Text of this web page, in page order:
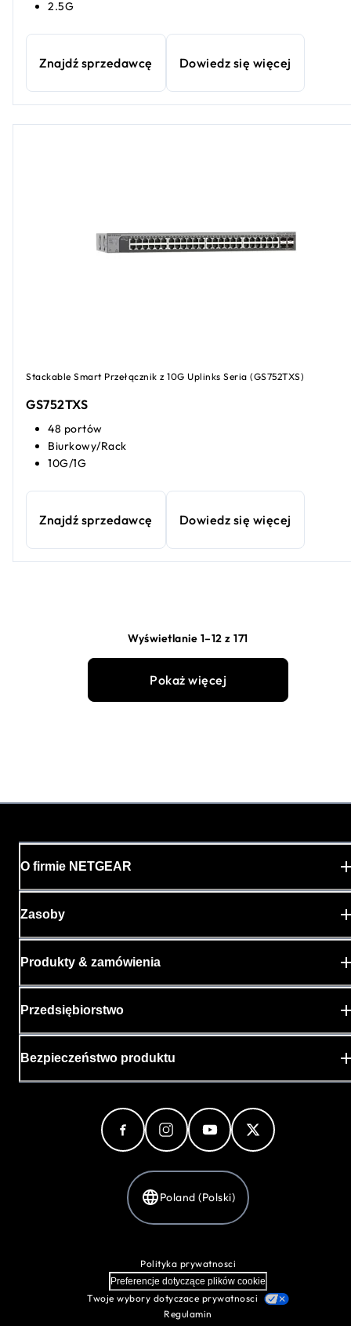
2.5G
Znajdź sprzedawcę Dowiedz się więcej
Stackable Smart Przełącznik z 10G Uplinks Seria (GS752TXS)
GS752TXS
48 portów
Biurkowy/Rack
10G/1G
Znajdź sprzedawcę Dowiedz się więcej
Wyświetlanie 1–12 z 171
Pokaż więcej
O firmie NETGEAR
Zasoby
Produkty & zamówienia
Przedsiębiorstwo
Bezpieczeństwo produktu
Poland (Polski)
Polityka prywatnosci
Preferencje dotyczące plików cookie
Twoje wybory dotyczace prywatnosci
Regulamin